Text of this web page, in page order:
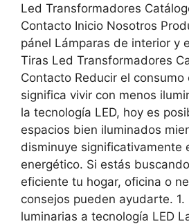
Led Transformadores
Contacto Inicio Nosotros
pánel Lámparas de interior y
Tiras Led Transformadores
Contacto Reducir el consumo
significa vivir con menos
la tecnología LED, hoy es
espacios bien iluminados
disminuye significativamente
energético. Si estás
eficiente tu hogar, oficina o
consejos pueden ayudarte.
luminarias a tecnología LED